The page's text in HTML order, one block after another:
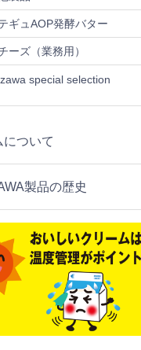
ギュAOP発酵バター
ーズ（業務用）
special selection
について
製品の歴史